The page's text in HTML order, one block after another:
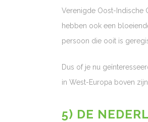
Verenigde Oost-Indische
hebben ook een
persoon die ooit is
Dus of je nu
in West-Europa boven
5) DE